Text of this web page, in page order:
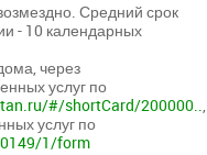
Средний срок
- 10 календарных
через
услуг по
#/shortCard/200000..,
услуг по
1/form